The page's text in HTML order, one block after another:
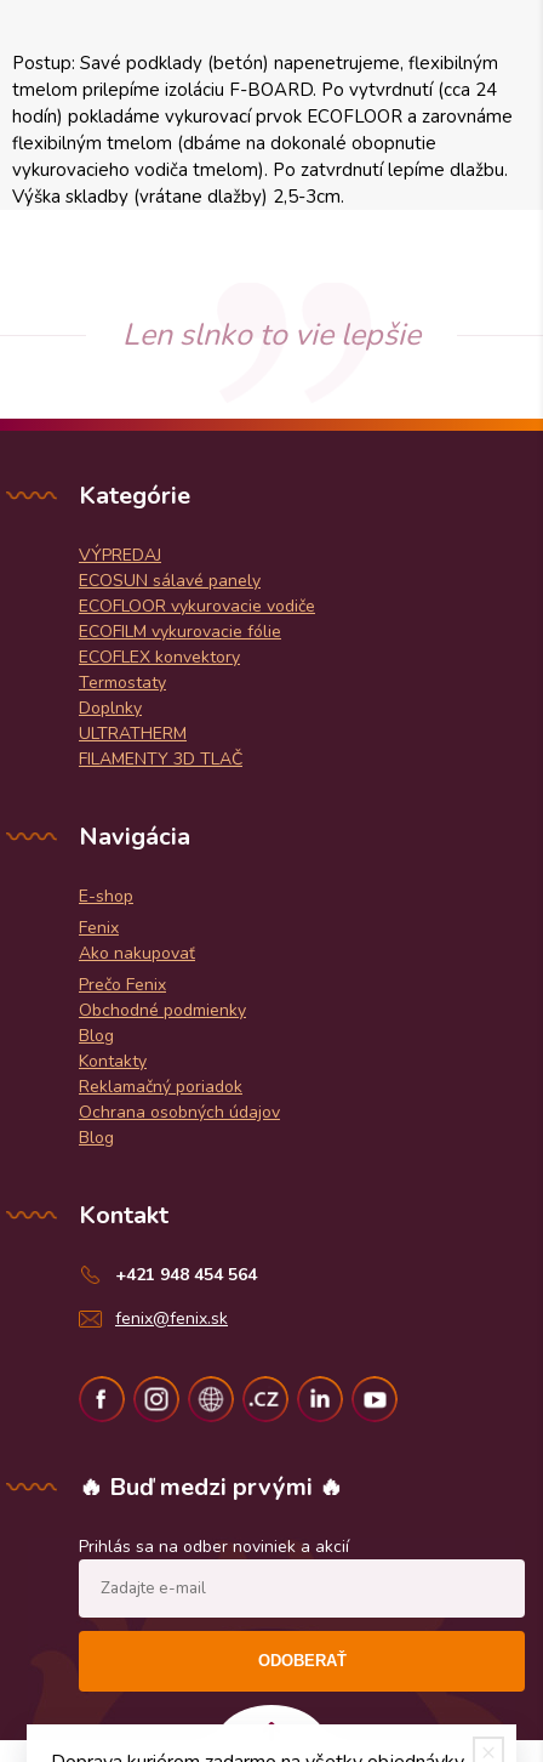
Postup: Savé podklady (betón) napenetrujeme, flexibilným
tmelom prilepíme izoláciu F-BOARD. Po vytvrdnutí (cca 24
hodín) pokladáme vykurovací prvok ECOFLOOR a zarovnáme
flexibilným tmelom (dbáme na dokonalé obopnutie
vykurovacieho vodiča tmelom). Po zatvrdnutí lepíme dlažbu.
Výška skladby (vrátane dlažby) 2,5-3cm.
Len slnko to vie lepšie
Kategórie
VÝPREDAJ
ECOSUN sálavé panely
ECOFLOOR vykurovacie vodiče
ECOFILM vykurovacie fólie
ECOFLEX konvektory
Termostaty
Doplnky
ULTRATHERM
FILAMENTY 3D TLAČ
Navigácia
E-shop
Fenix
Ako nakupovať
Prečo Fenix
Obchodné podmienky
Blog
Kontakty
Reklamačný poriadok
Ochrana osobných údajov
Blog
Kontakt
+421 948 454 564
fenix@fenix.sk
🔥 Buď medzi prvými 🔥
Prihlás sa na odber noviniek a akcií
ODOBERAŤ